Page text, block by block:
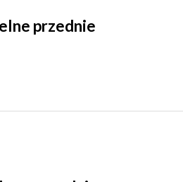
przednie